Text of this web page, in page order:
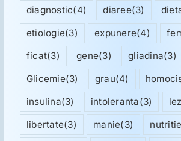
diagnostic(4) diaree(3)
etiologie(3) expunere(4)
ficat(3) gene(3) gliadina(3)
Glicemie(3) grau(4)
insulina(3) intoleranta(3)
libertate(3) manie(3) nutritie